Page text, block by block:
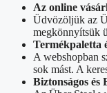
Az online
Üdvözöljük az
megkönnyítsük
Termékpaletta
A webshopban
sok mást. A
Biztonságos és